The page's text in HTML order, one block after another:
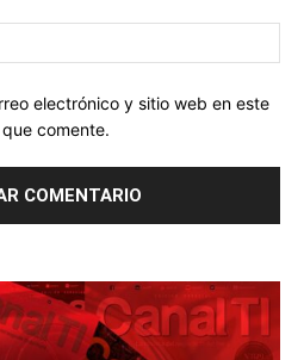
electrónico y sitio web en este
comente.